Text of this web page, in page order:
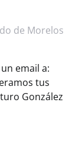
de Morelos
email a:
tus
González